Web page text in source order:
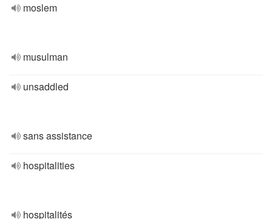
moslem
musulman
unsaddled
sans assistance
hospitalities
hospitalités